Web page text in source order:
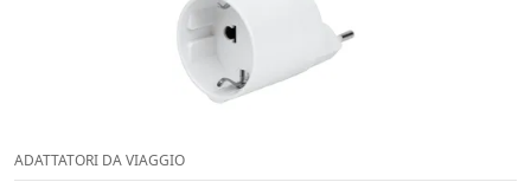
ADATTATORI DA VIAGGIO